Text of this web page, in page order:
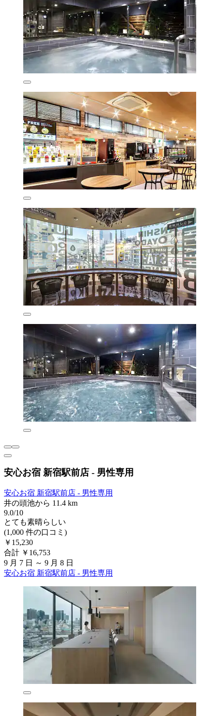
安心お宿 新宿駅前店 - 男性専用
安心お宿 新宿駅前店 - 男性専用
井の頭池から 11.4 km
9.0/10
とても素晴らしい
(1,000 件の口コミ)
￥15,230
合計 ￥16,753
9 月 7 日 ～ 9 月 8 日
安心お宿 新宿駅前店 - 男性専用